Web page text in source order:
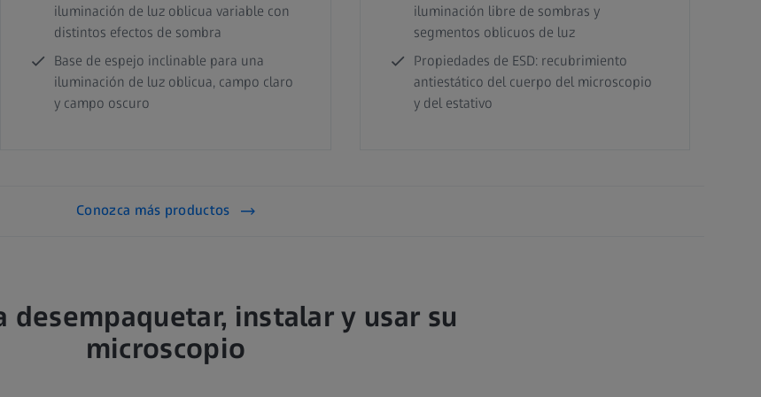
iluminación de luz oblicua variable con
distintos efectos de sombra
Base de espejo inclinable para una
iluminación de luz oblicua, campo claro
y campo oscuro
iluminación libre de sombras y
segmentos oblicuos de luz
Propiedades de ESD: recubrimiento
antiestático del cuerpo del microscopio
y del estativo
Conozca más productos
desempaquetar, instalar y usar su
microscopio